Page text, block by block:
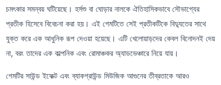
চমৎকার সমন্বয় ঘটিয়েছে। হর্সশু বা ঘোড়ার নালকে ঐতিহাসিকভাবে সৌভাগ্যের
প্রতীক হিসেবে বিবেচনা করা হয়। এই গেমটিতে সেই প্রতীকটিকে বিদ্যুতের সাথে
যুক্ত করে এক আধুনিক রূপ দেওয়া হয়েছে। এটি খেলোয়াড়দের কেবল বিনোদনই দেয়
না, বরং তাদের এক কাল্পনিক এবং রোমাঞ্চকর অ্যাডভেঞ্চারে নিয়ে যায়।
গেমটির সাউন্ড ইফেক্ট এবং ব্যাকগ্রাউন্ড মিউজিক আগুনের তীব্রতাকে আরও